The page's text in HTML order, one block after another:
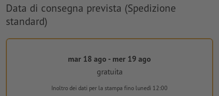
Data di consegna prevista (Spedizione
standard)
mar 18 ago - mer 19 ago
gratuita
Inoltro dei dati per la stampa fino lunedì 12:00